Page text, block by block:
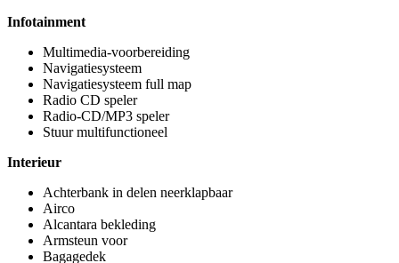
Infotainment
Multimedia-voorbereiding
Navigatiesysteem
Navigatiesysteem full map
Radio CD speler
Radio-CD/MP3 speler
Stuur multifunctioneel
Interieur
Achterbank in delen neerklapbaar
Airco
Alcantara bekleding
Armsteun voor
Bagagedek